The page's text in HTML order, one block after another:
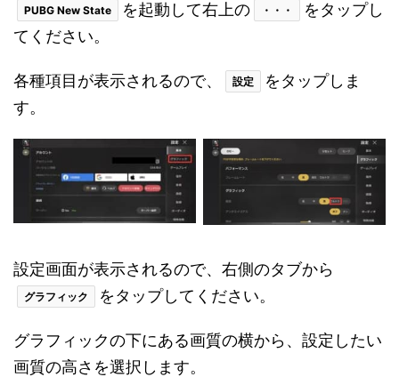
PUBG New State を起動して右上の ・・・
をタップし
てください。
各種項目が表示されるので、 設定
をタップしま
す。
設定画面が表示されるので、右側のタブから
グラフィック をタップしてください。
グラフィックの下にある画質の横から、設定したい
画質の高さを選択します。